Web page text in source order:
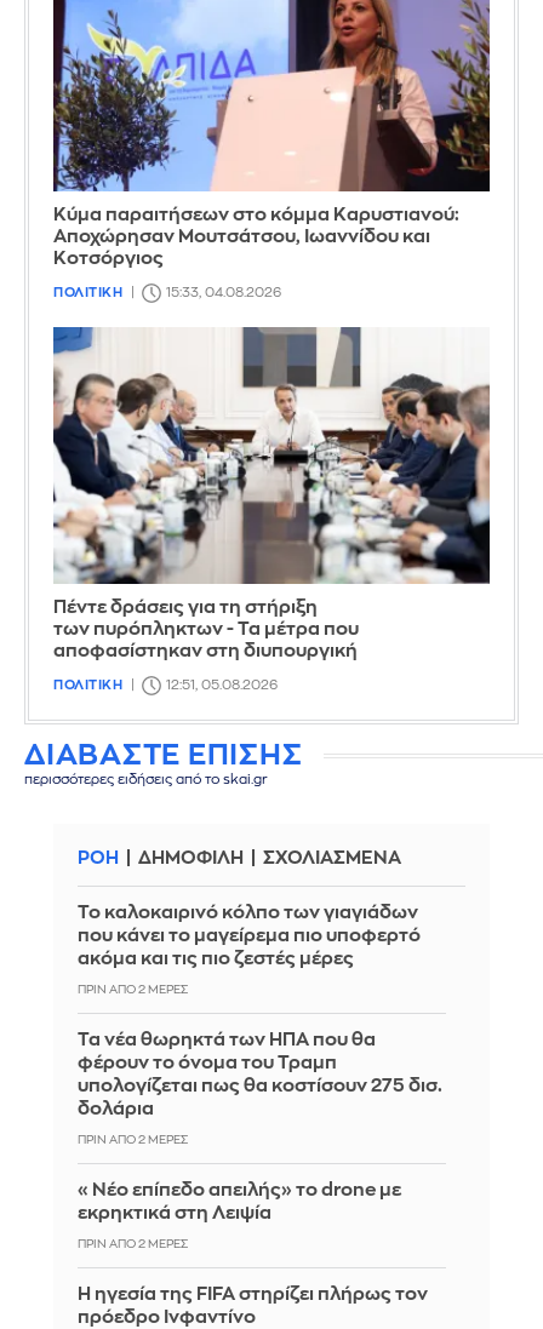
Κύμα παραιτήσεων στο κόμμα Καρυστιανού:
Αποχώρησαν Μουτσάτσου, Ιωαννίδου και
Κοτσόργιος
ΠΟΛΙΤΙΚΗ 15:33, 04.08.2026
Πέντε δράσεις για τη στήριξη
των πυρόπληκτων - Τα μέτρα που
αποφασίστηκαν στη διυπουργική
ΠΟΛΙΤΙΚΗ 12:51, 05.08.2026
ΔΙΑΒΑΣΤΕ ΕΠΙΣΗΣ
περισσότερες ειδήσεις από το skai.gr
ΡΟΗ ΔΗΜΟΦΙΛΗ ΣΧΟΛΙΑΣΜΕΝΑ
Το καλοκαιρινό κόλπο των γιαγιάδων
που κάνει το μαγείρεμα πιο υποφερτό
ακόμα και τις πιο ζεστές μέρες
ΠΡΙΝ ΑΠΌ 2 ΜΈΡΕΣ
Τα νέα θωρηκτά των ΗΠΑ που θα
φέρουν το όνομα του Τραμπ
υπολογίζεται πως θα κοστίσουν 275 δισ.
δολάρια
ΠΡΙΝ ΑΠΌ 2 ΜΈΡΕΣ
«Νέο επίπεδο απειλής» το drone με
εκρηκτικά στη Λειψία
ΠΡΙΝ ΑΠΌ 2 ΜΈΡΕΣ
Η ηγεσία της FIFA στηρίζει πλήρως τον
πρόεδρο Ινφαντίνο